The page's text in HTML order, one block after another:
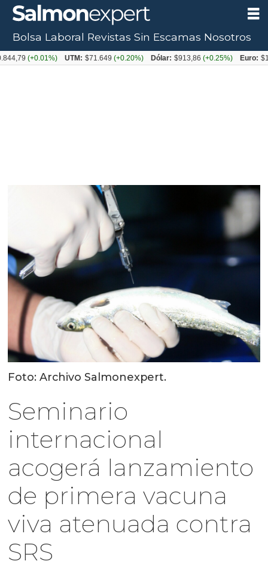
Foto: Archivo Salmonexpert.
Seminario
internacional
acogerá lanzamiento
de primera vacuna
viva atenuada contra
SRS
Bolsa Laboral Revistas Sin Escamas Nosotros
(+0.01%) UTM: $71.649(+0.20%) Dólar: $913,86(+0.25%) Euro: $1053,08